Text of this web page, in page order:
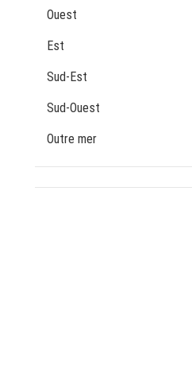
Ouest
Est
Sud-Est
Sud-Ouest
Outre mer